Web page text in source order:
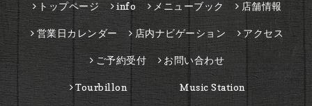
トップページ info メニューブック 店舗情報
営業日カレンダー 店内ナビゲーション アクセス
ご予約受付 お問い合わせ
Tourbillon Music Station